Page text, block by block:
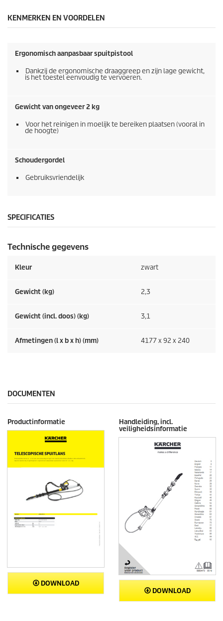
e
l
g
KENMERKEN EN VOORDELEN
Ergonomisch aanpasbaar spuitpistool
Dankzij de ergonomische draaggreep en zijn lage gewicht,
is het toestel eenvoudig te vervoeren.
Gewicht van ongeveer 2 kg
Voor het reinigen in moelijk te bereiken plaatsen (vooral in
de hoogte)
Schoudergordel
Gebruiksvriendelijk
SPECIFICATIES
Technische gegevens
Kleur zwart
Gewicht (kg) 2,3
Gewicht (incl. doos) (kg) 3,1
Afmetingen (l x b x h) (mm) 4177 x 92 x 240
DOCUMENTEN
Productinformatie
DOWNLOAD
Handleiding, incl.
veiligheidsinformatie
DOWNLOAD